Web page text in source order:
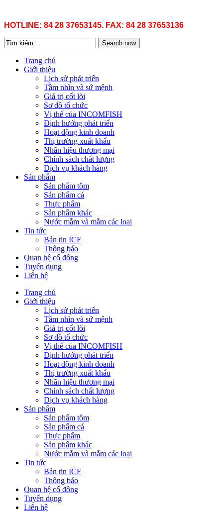
HOTLINE: 84 28 37653145. FAX: 84 28 37653136
Search now
Trang chủ
Giới thiệu
Lịch sử phát triển
Tầm nhìn và sứ mệnh
Giá trị cốt lõi
Sơ đồ tổ chức
Vị thế của INCOMFISH
Định hướng phát triển
Hoạt động kinh doanh
Thị trường xuất khẩu
Nhãn hiệu thương mại
Chính sách chất lượng
Dịch vụ khách hàng
Sản phẩm
Sản phẩm tôm
Sản phẩm cá
Thực phẩm
Sản phẩm khác
Nước mắm và mắm các loại
Tin tức
Bản tin ICF
Thông báo
Quan hệ cổ đông
Tuyển dụng
Liên hệ
Trang chủ
Giới thiệu
Lịch sử phát triển
Tầm nhìn và sứ mệnh
Giá trị cốt lõi
Sơ đồ tổ chức
Vị thế của INCOMFISH
Định hướng phát triển
Hoạt động kinh doanh
Thị trường xuất khẩu
Nhãn hiệu thương mại
Chính sách chất lượng
Dịch vụ khách hàng
Sản phẩm
Sản phẩm tôm
Sản phẩm cá
Thực phẩm
Sản phẩm khác
Nước mắm và mắm các loại
Tin tức
Bản tin ICF
Thông báo
Quan hệ cổ đông
Tuyển dụng
Liên hệ